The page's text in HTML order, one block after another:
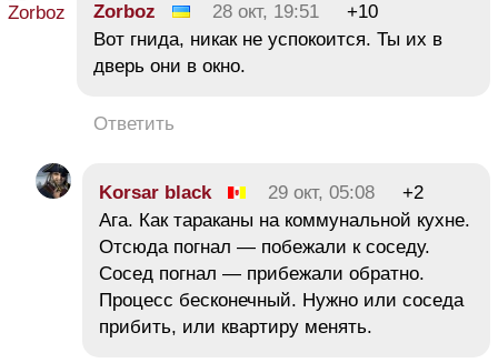
Zorboz 28 окт, 19:51
+10
Вот гнида, никак не успокоится. Ты их в
дверь они в окно.
Ответить
Korsar black 29 окт, 05:08
+2
Ага. Как тараканы на коммунальной кухне.
Отсюда погнал — побежали к соседу.
Сосед погнал — прибежали обратно.
Процесс бесконечный. Нужно или соседа
прибить, или квартиру менять.